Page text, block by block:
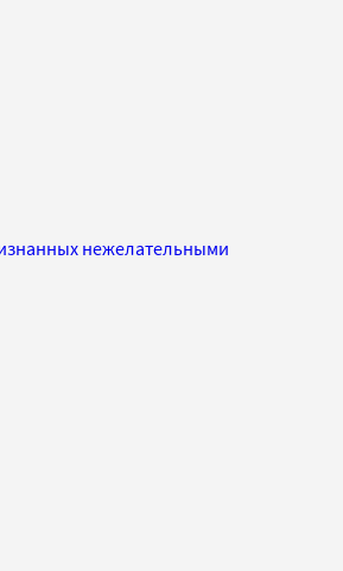
нежелательными